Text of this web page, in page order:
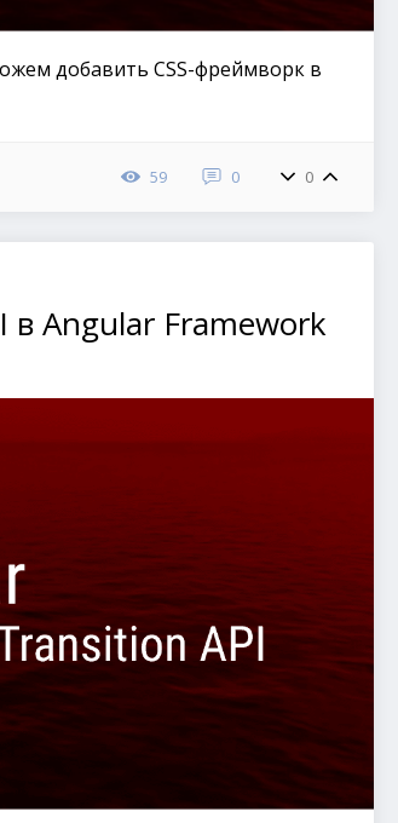
добавить CSS-фреймворк в
59 0 0
в Angular Framework